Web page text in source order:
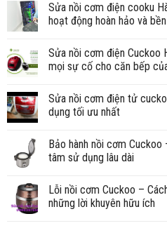
Sửa nồi cơm điện cooku
hoạt động hoàn hảo và
Sửa nồi cơm điện Cuckoo
mọi sự cố cho căn bếp
Sửa nồi cơm điện tử
dụng tối ưu nhất
Bảo hành nồi cơm
tâm sử dụng lâu dài
Lỗi nồi cơm Cuckoo –
những lời khuyên hữu ích